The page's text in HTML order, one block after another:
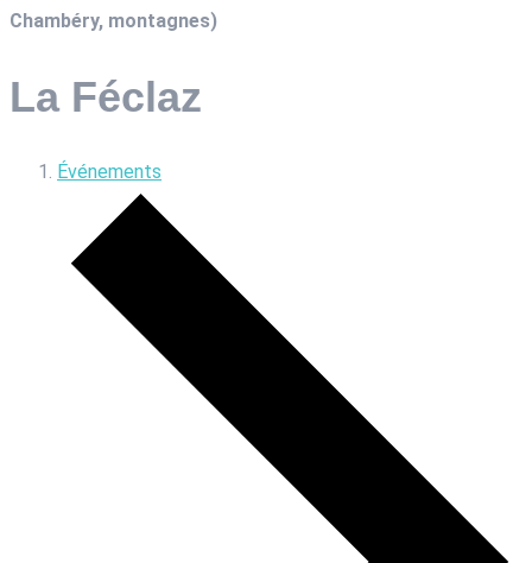
Chambéry, montagnes)
La Féclaz
Événements